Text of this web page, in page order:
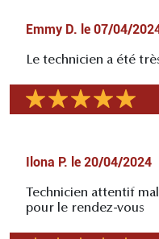
Emmy D. le 07/04/
Le technicien a été
Ilona P. le 20/04/2024
Technicien attentif
pour le rendez-vous